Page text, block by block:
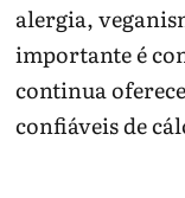
alergia,
importante é
continua
confiáveis de